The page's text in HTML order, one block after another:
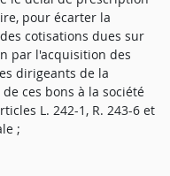
pour écarter la
cotisations dues sur
par l'acquisition des
dirigeants de la
ces bons à la société
L. 242-1, R. 243-6 et
;